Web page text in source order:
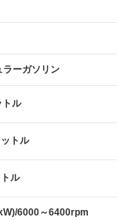
：装備なし
ラーガソリン
ル
トル
ル
6000～6400rpm